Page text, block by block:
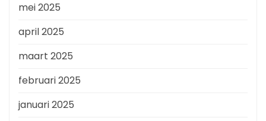
mei 2025
april 2025
maart 2025
februari 2025
januari 2025